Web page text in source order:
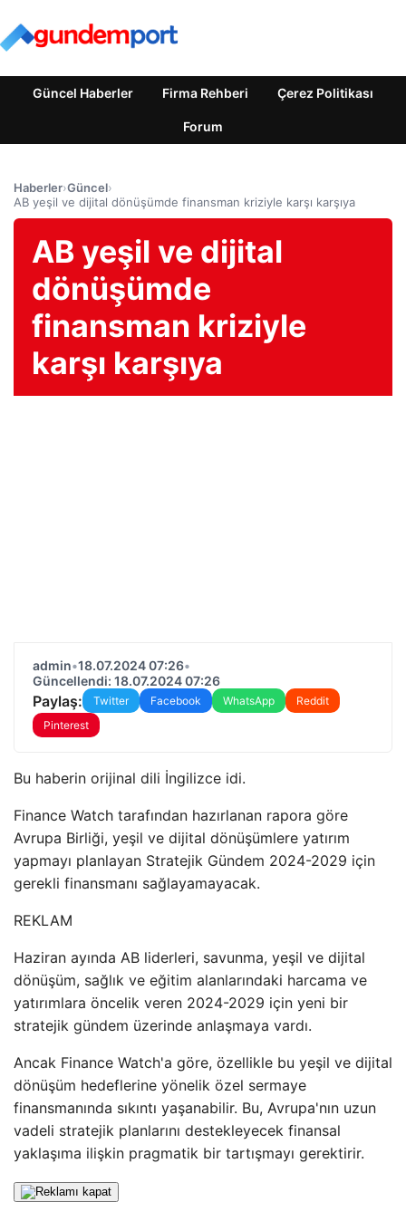
Güncel Haberler Firma Rehberi Çerez Politikası
Forum
Haberler›Güncel›
AB yeşil ve dijital dönüşümde finansman kriziyle karşı karşıya
AB yeşil ve dijital
dönüşümde
finansman kriziyle
karşı karşıya
admin•18.07.2024 07:26•
Güncellendi: 18.07.2024 07:26
Paylaş: Twitter Facebook WhatsApp
Reddit
Pinterest
Bu haberin orijinal dili İngilizce idi.
Finance Watch tarafından hazırlanan rapora göre
Avrupa Birliği, yeşil ve dijital dönüşümlere yatırım
yapmayı planlayan Stratejik Gündem 2024-2029 için
gerekli finansmanı sağlayamayacak.
REKLAM
Haziran ayında AB liderleri, savunma, yeşil ve dijital
dönüşüm, sağlık ve eğitim alanlarındaki harcama ve
yatırımlara öncelik veren 2024-2029 için yeni bir
stratejik gündem üzerinde anlaşmaya vardı.
Ancak Finance Watch'a göre, özellikle bu yeşil ve dijital
dönüşüm hedeflerine yönelik özel sermaye
finansmanında sıkıntı yaşanabilir. Bu, Avrupa'nın uzun
vadeli stratejik planlarını destekleyecek finansal
yaklaşıma ilişkin pragmatik bir tartışmayı gerektirir.